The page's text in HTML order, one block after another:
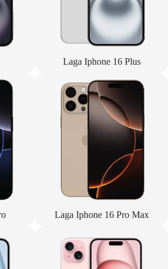
Laga Iphone 16 Plus
Laga Iphone 16 Pro Max